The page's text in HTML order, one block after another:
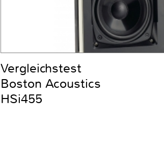
Vergleichstest
Boston Acoustics
HSi455